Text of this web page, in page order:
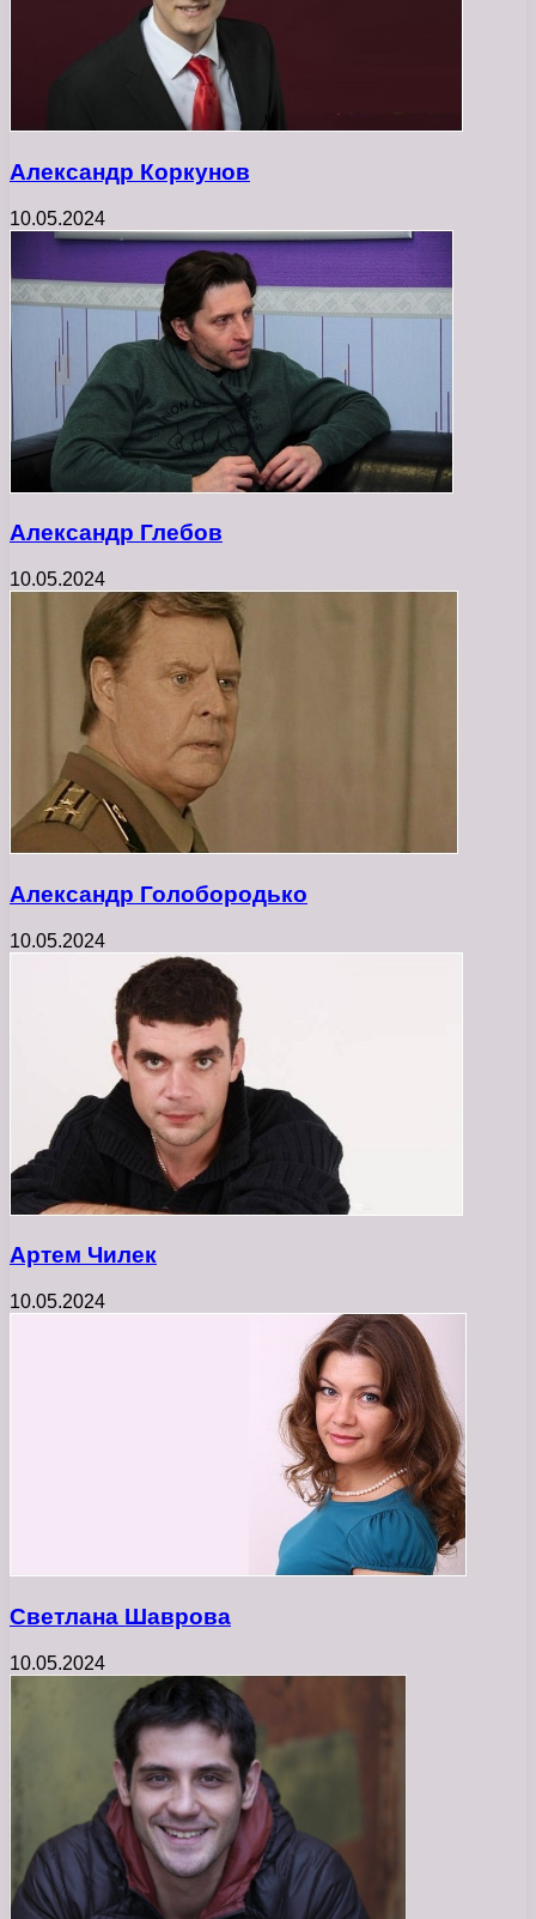
Александр Коркунов
10.05.2024
Александр Глебов
10.05.2024
Александр Голобородько
10.05.2024
Артем Чилек
10.05.2024
Светлана Шаврова
10.05.2024